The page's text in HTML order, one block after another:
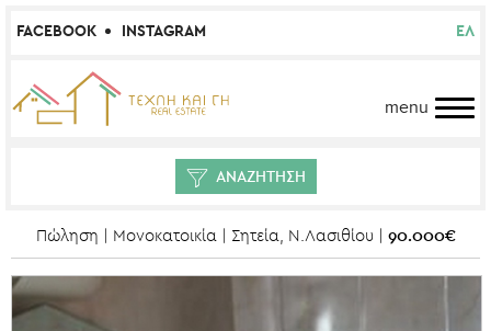
FACEBOOK INSTAGRAM ΕΛ
menu
ΑΝΑΖΗΤΗΣΗ
Πώληση | Μονοκατοικία | Σητεία, Ν.Λασιθίου | 90.000€